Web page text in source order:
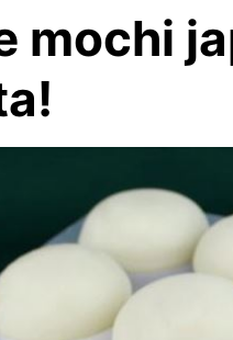
mochi